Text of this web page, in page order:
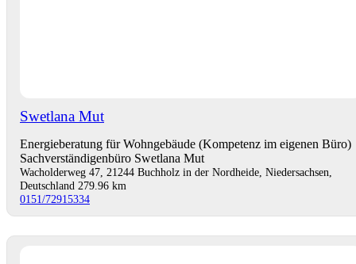
Swetlana Mut
Energieberatung für Wohngebäude (Kompetenz im eigenen Büro)
Sachverständigenbüro Swetlana Mut
Wacholderweg 47, 21244 Buchholz in der Nordheide, Niedersachsen,
Deutschland 279.96 km
0151/72915334